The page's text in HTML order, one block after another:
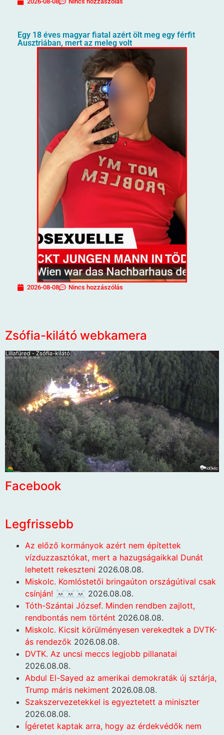
Egy 18 éves magyar fiatal azért ölt meg egy férfit
Ausztriában, mert az meleg volt
2026-08-08 Nincs hozzászólás
Zsófia-kilátó webkamera
Facebook
Legfrissebb
Az előző kormányok azért nem építettek
vízduzzasztókat, mert a hazugságaikkal Dunát
lehetett rekeszteni 2026.08.08.
Miskolc. Komlóstetői bringaúton országútival csak
csínján! ☠️☠️☠️ 2026.08.08.
Tóth-Szántai József. Minden rendben zajlott,
rendbontás nem történt 2026.08.08.
Miskolc. Kicsit körülményesen verekedtek a DVTK-
ás rendezők 2026.08.08.
DVTK. Az uncsi meccs legjobb pillanatai
2026.08.08.
Abdul El-Sayed az amerikai demokraták új sztárja,
Trump máris nekiment 2026.08.08.
Szakszervezetekkel is egyeztetett a miniszter
2026.08.08.
Ígéretet kaptak arra, hogy az érdekvédők nem